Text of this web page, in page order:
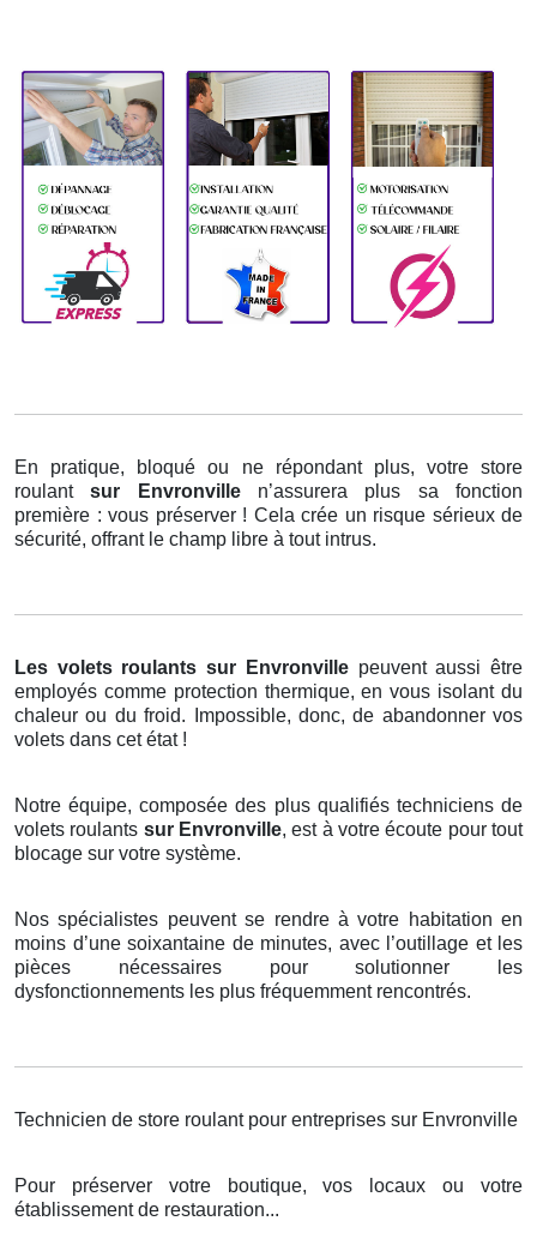
En pratique, bloqué ou ne répondant plus, votre store
roulantsur Envronville n’assurera plus sa fonction
première : vous préserver ! Cela crée un risque sérieux de
sécurité, offrant le champ libre à tout intrus.
Les volets roulants sur Envronville peuvent aussi être
employés comme protection thermique, en vous isolant du
chaleur ou du froid. Impossible, donc, de abandonner vos
volets dans cet état !
Notre équipe, composée des plus qualifiés techniciens de
volets roulants sur Envronville, est à votre écoute pour tout
blocage sur votre système.
Nos spécialistes peuvent se rendre à votre habitation en
moins d’une soixantaine de minutes, avec l’outillage et les
pièces nécessaires pour solutionner les
dysfonctionnements les plus fréquemment rencontrés.
Technicien de store roulant pour entreprises sur Envronville
Pour préserver votre boutique, vos locaux ou votre
établissement de restauration...